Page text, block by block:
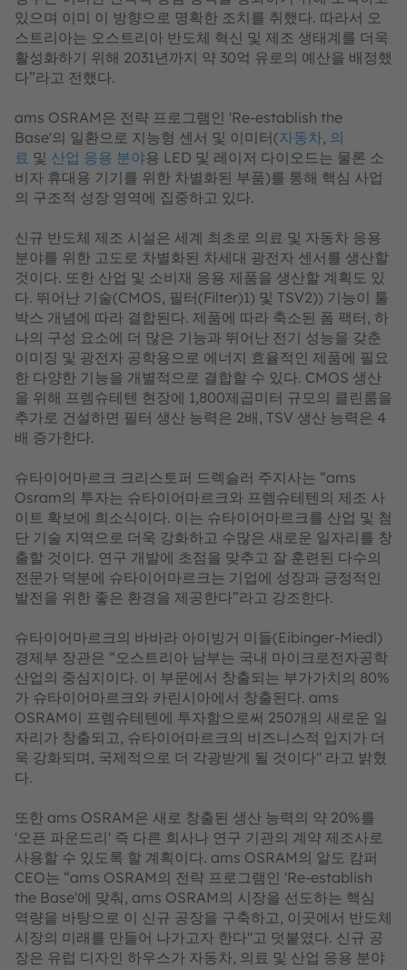
있으며 이미 이 방향으로 명확한 조치를 취했다. 따라서 오
스트리아는 오스트리아 반도체 혁신 및 제조 생태계를 더욱
활성화하기 위해 2031년까지 약 30억 유로의 예산을 배정했
다”라고 전했다.
ams OSRAM은 전략 프로그램인 'Re-establish the
Base'의 일환으로 지능형 센서 및 이미터(자동차, 의
료 및 산업 응용 분야용 LED 및 레이저 다이오드는 물론 소
비자 휴대용 기기를 위한 차별화된 부품)를 통해 핵심 사업
의 구조적 성장 영역에 집중하고 있다.
신규 반도체 제조 시설은 세계 최초로 의료 및 자동차 응용
분야를 위한 고도로 차별화된 차세대 광전자 센서를 생산할
것이다. 또한 산업 및 소비재 응용 제품을 생산할 계획도 있
다. 뛰어난 기술(CMOS, 필터(Filter)1) 및 TSV2)) 기능이 툴
박스 개념에 따라 결합된다. 제품에 따라 축소된 폼 팩터, 하
나의 구성 요소에 더 많은 기능과 뛰어난 전기 성능을 갖춘
이미징 및 광전자 공학용으로 에너지 효율적인 제품에 필요
한 다양한 기능을 개별적으로 결합할 수 있다. CMOS 생산
을 위해 프렘슈테텐 현장에 1,800제곱미터 규모의 클린룸을
추가로 건설하면 필터 생산 능력은 2배, TSV 생산 능력은 4
배 증가한다.
슈타이어마르크 크리스토퍼 드렉슬러 주지사는 “ams
Osram의 투자는 슈타이어마르크와 프렘슈테텐의 제조 사
이트 확보에 희소식이다. 이는 슈타이어마르크를 산업 및 첨
단 기술 지역으로 더욱 강화하고 수많은 새로운 일자리를 창
출할 것이다. 연구 개발에 초점을 맞추고 잘 훈련된 다수의
전문가 덕분에 슈타이어마르크는 기업에 성장과 긍정적인
발전을 위한 좋은 환경을 제공한다”라고 강조한다.
슈타이어마르크의 바바라 아이빙거 미들(Eibinger-Miedl)
경제부 장관은 “오스트리아 남부는 국내 마이크로전자공학
산업의 중심지이다. 이 부문에서 창출되는 부가가치의 80%
가 슈타이어마르크와 카린시아에서 창출된다. ams
OSRAM이 프렘슈테텐에 투자함으로써 250개의 새로운 일
자리가 창출되고, 슈타이어마르크의 비즈니스적 입지가 더
욱 강화되며, 국제적으로 더 각광받게 될 것이다" 라고 밝혔
다.
또한 ams OSRAM은 새로 창출된 생산 능력의 약 20%를
'오픈 파운드리' 즉 다른 회사나 연구 기관의 계약 제조사로
사용할 수 있도록 할 계획이다. ams OSRAM의 알도 캄퍼
CEO는 “ams OSRAM의 전략 프로그램인 'Re-establish
the Base'에 맞춰, ams OSRAM의 시장을 선도하는 핵심
역량을 바탕으로 이 신규 공장을 구축하고, 이곳에서 반도체
시장의 미래를 만들어 나가고자 한다"고 덧붙였다. 신규 공
장은 유럽 디자인 하우스가 자동차, 의료 및 산업 응용 분야